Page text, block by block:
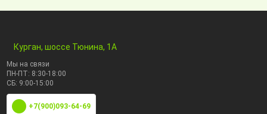
Курган, шоссе Тюнина, 1А
Мы на связи
ПН-ПТ: 8:30-18:00
СБ: 9:00-15:00
+7(900)093-64-69